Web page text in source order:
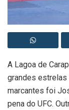
A Lagoa de
grandes estrelas
marcantes foi
pena do UFC.